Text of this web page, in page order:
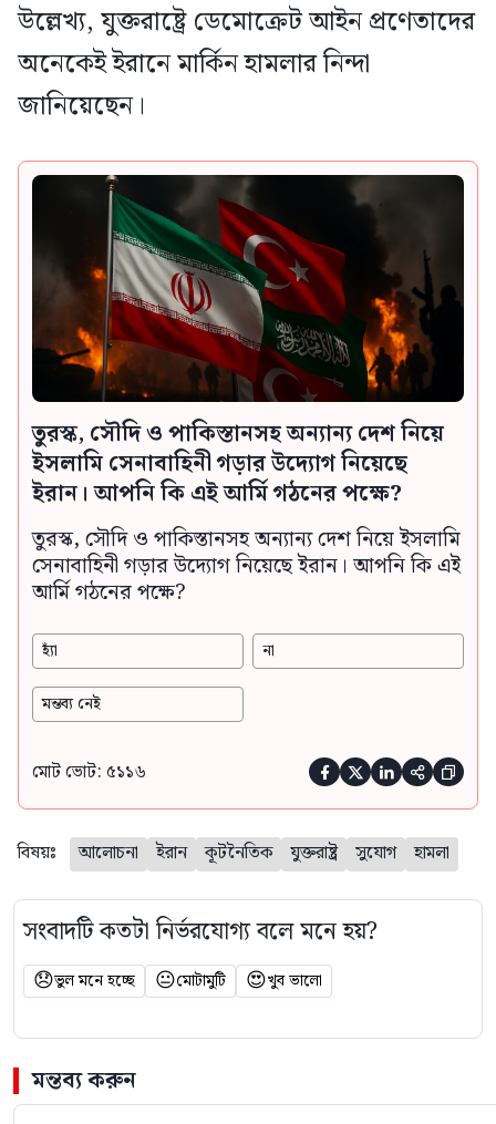
উল্লেখ্য, যুক্তরাষ্ট্রে ডেমোক্রেট আইন প্রণেতাদের
অনেকেই ইরানে মার্কিন হামলার নিন্দা
জানিয়েছেন।
তুরস্ক, সৌদি ও পাকিস্তানসহ অন্যান্য দেশ নিয়ে
ইসলামি সেনাবাহিনী গড়ার উদ্যোগ নিয়েছে
ইরান। আপনি কি এই আর্মি গঠনের পক্ষে?
তুরস্ক, সৌদি ও পাকিস্তানসহ অন্যান্য দেশ নিয়ে ইসলামি
সেনাবাহিনী গড়ার উদ্যোগ নিয়েছে ইরান। আপনি কি এই
আর্মি গঠনের পক্ষে?
হ্যাঁ না
মন্তব্য নেই
মোট ভোট: ৫১১৬     
বিষয়ঃ আলোচনা ইরান কূটনৈতিক যুক্তরাষ্ট্র সুযোগ হামলা
সংবাদটি কতটা নির্ভরযোগ্য বলে মনে হয়?
😞ভুল মনে হচ্ছে 😐মোটামুটি 😍খুব ভালো
মন্তব্য করুন